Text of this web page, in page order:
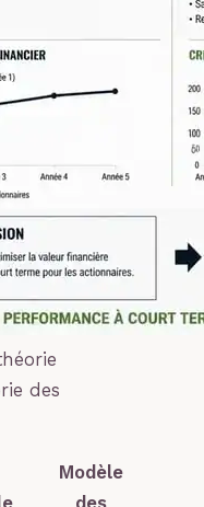
des
Modèle